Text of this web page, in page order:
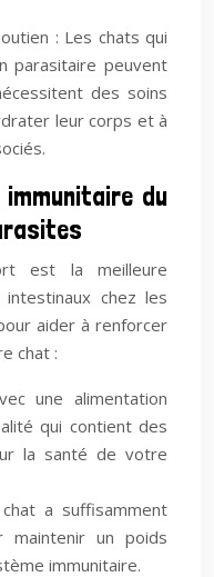
: Les chats qui
parasitaire peuvent
des soins
leur corps et à
du
est la meilleure
chez les
aider à renforcer
chat :
une alimentation
qui contient des
la santé de votre
a suffisamment
maintenir un poids
immunitaire.